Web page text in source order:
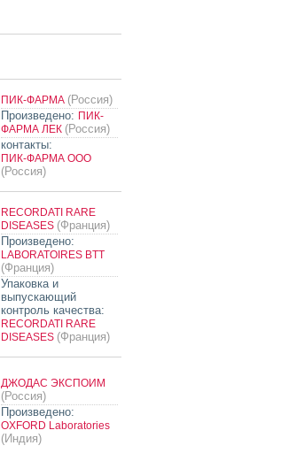
ПИК-ФАРМА (Россия)
Произведено: ПИК-
ФАРМА ЛЕК (Россия)
контакты:
ПИК-ФАРМА ООО
(Россия)
RECORDATI RARE
DISEASES (Франция)
Произведено:
LABORATOIRES BTT
(Франция)
Упаковка и
выпускающий
контроль качества:
RECORDATI RARE
DISEASES (Франция)
ДЖОДАС ЭКСПОИМ
(Россия)
Произведено:
OXFORD Laboratories
(Индия)